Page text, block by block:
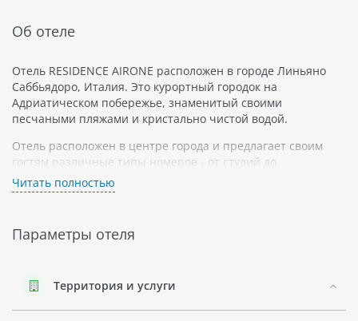
Об отеле
Отель RESIDENCE AIRONE расположен в городе Линьяно
Саббьядоро, Италия. Это курортный городок на
Адриатическом побережье, знаменитый своими
песчаными пляжами и кристально чистой водой.
Отель расположен в центре города и предлагает своим
гостям различные типы номеров - от студий до
апартаментов. В номерах есть кондиционер, телевизор,
мини-кухня и собственная ванная комната. Некоторые
В отеле есть ресторан-пиццерия, бар и открытый бассейн
Читать полностью
Параметры отеля
Территория и услуги